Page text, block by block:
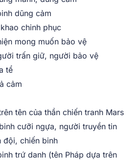
dũng cảm
chinh phục
mong muốn bảo vệ
trấn giữ, người bảo vệ
tể
cảm
tên của thần chiến tranh Mars
cưỡi ngựa, người truyền tin
đội, chiến binh
trứ danh (tên Pháp dựa trên